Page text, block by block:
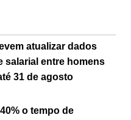
atualizar dados
salarial entre homens
31 de agosto
o tempo de